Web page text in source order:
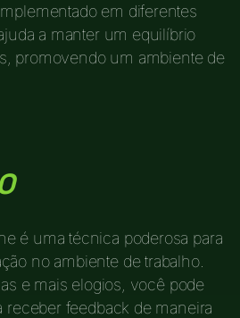
em diferentes
a manter um equilíbrio
promovendo um ambiente de
é uma técnica poderosa para
no ambiente de trabalho.
e mais elogios, você pode
receber feedback de maneira